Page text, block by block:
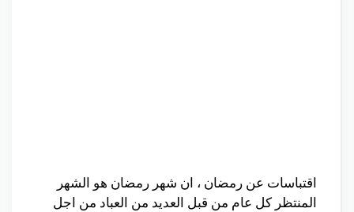
اقتباسات عن رمضان ، ان شهر رمضان هو الشهر
المنتظر كل عام من قبل العديد من العباد من اجل